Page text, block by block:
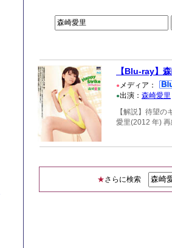
【Blu-ray】
● メディア：
●出演： 森崎愛里
【解説】待望
愛里(2012 年)
★さらに検索